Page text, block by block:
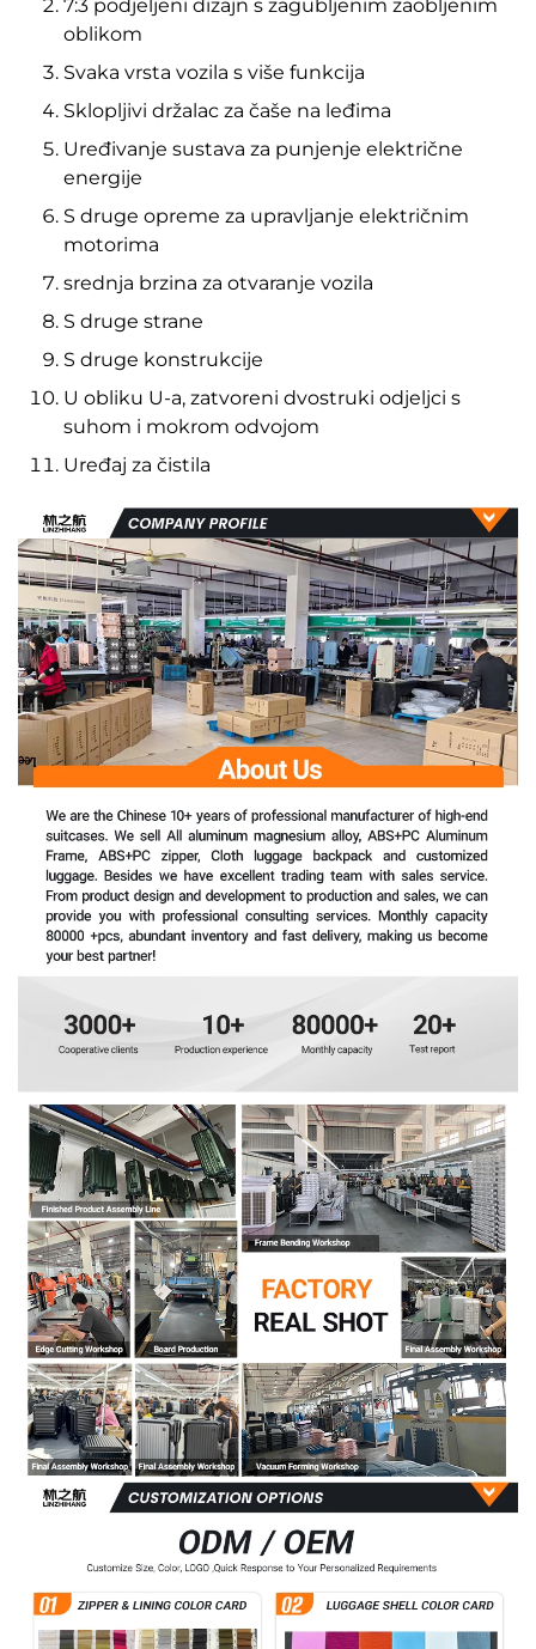
7:3 podjeljeni dizajn s zagubljenim zaobljenim
oblikom
Svaka vrsta vozila s više funkcija
Sklopljivi držalac za čaše na leđima
Uređivanje sustava za punjenje električne
energije
S druge opreme za upravljanje električnim
motorima
srednja brzina za otvaranje vozila
S druge strane
S druge konstrukcije
U obliku U-a, zatvoreni dvostruki odjeljci s
suhom i mokrom odvojom
Uređaj za čistila